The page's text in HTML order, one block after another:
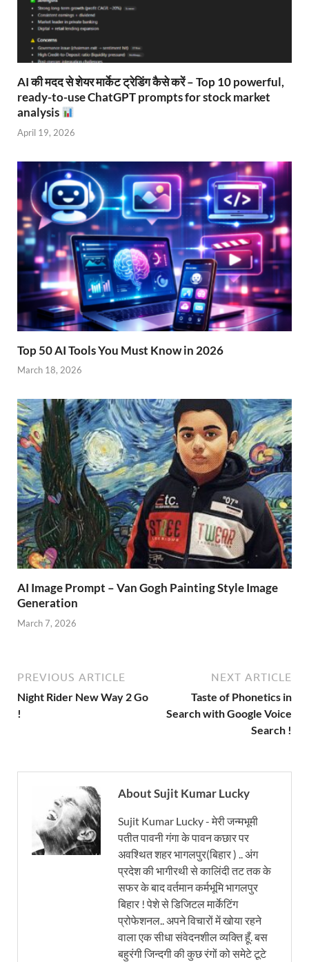
AI की मदद से शेयर मार्केट ट्रेडिंग कैसे करें – Top 10 powerful,
ready-to-use ChatGPT prompts for stock market
analysis
April 19, 2026
Top 50 AI Tools You Must Know in 2026
March 18, 2026
AI Image Prompt – Van Gogh Painting Style Image
Generation
March 7, 2026
PREVIOUS ARTICLE
Night Rider New Way 2 Go
!
NEXT ARTICLE
Taste of Phonetics in
Search with Google Voice
Search !
About Sujit Kumar Lucky
Sujit Kumar Lucky - मेरी जन्मभूमी
पतीत पावनी गंगा के पावन कछार पर
अवश्थित शहर भागलपुर(बिहार ) .. अंग
प्रदेश की भागीरथी से कालिंदी तट तक के
सफर के बाद वर्तमान कर्मभूमि भागलपुर
बिहार ! पेशे से डिजिटल मार्केटिंग
प्रोफेशनल.. अपने विचारों में खोया रहने
वाला एक सीधा संवेदनशील व्यक्ति हूँ. बस
बहुरंगी जिन्दगी की कुछ रंगों को समेटे टूटे